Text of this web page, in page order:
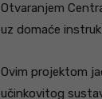
Otvaranjem
uz domaće
Ovim projektom
učinkovitog